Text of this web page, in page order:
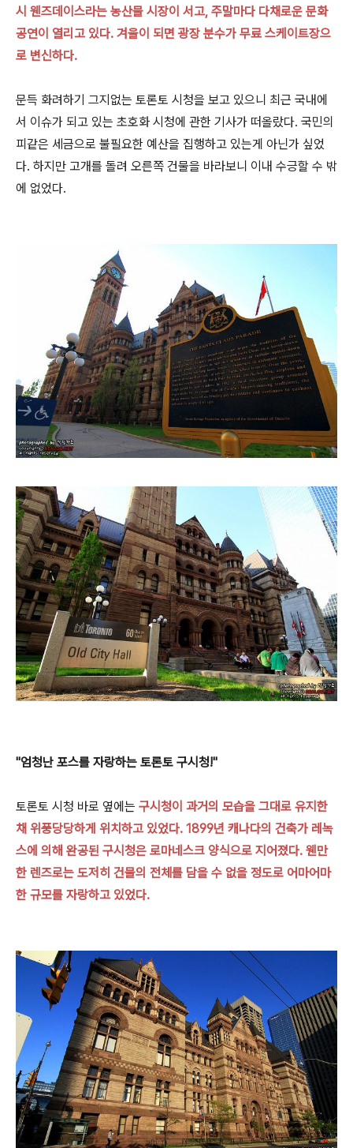
시 웬즈데이스라는 농산물 시장이 서고, 주말마다 다채로운 문화
공연이 열리고 있다. 겨울이 되면 광장 분수가 무료 스케이트장으
로 변신하다.
문득 화려하기 그지없는 토론토 시청을 보고 있으니 최근 국내에
서 이슈가 되고 있는 초호화 시청에 관한 기사가 떠올랐다. 국민의
피같은 세금으로 불필요한 예산을 집행하고 있는게 아닌가 싶었
다. 하지만 고개를 돌려 오른쪽 건물을 바라보니 이내 수긍할 수 밖
에 없었다.
"엄청난 포스를 자랑하는 토론토 구시청!"
토론토 시청 바로 옆에는 구시청이 과거의 모습을 그대로 유지한
채 위풍당당하게 위치하고 있었다. 1899년 캐나다의 건축가 레녹
스에 의해 완공된 구시청은 로마네스크 양식으로 지어졌다. 웬만
한 렌즈로는 도저히 건물의 전체를 담을 수 없을 정도로 어마어마
한 규모를 자랑하고 있었다.